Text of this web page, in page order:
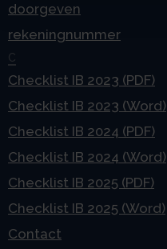
doorgeven
rekeningnummer
C
Checklist IB 2023 (PDF)
Checklist IB 2023 (Word)
Checklist IB 2024 (PDF)
Checklist IB 2024 (Word)
Checklist IB 2025 (PDF)
Checklist IB 2025 (Word)
Contact